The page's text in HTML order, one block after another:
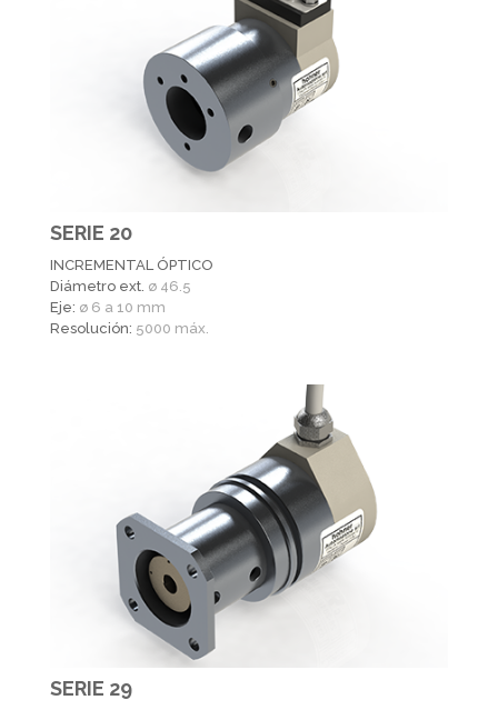
SERIE 20
INCREMENTAL ÓPTICO
Diámetro ext. ø 46.5
Eje: ø 6 a 10 mm
Resolución: 5000 máx.
SERIE 29